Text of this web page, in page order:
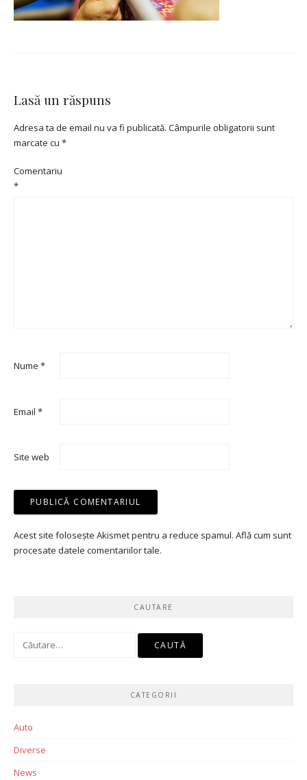
Lasă un răspuns
Adresa ta de email nu va fi publicată. Câmpurile obligatorii sunt
marcate cu *
Comentariu
*
Nume *
Email *
Site web
Acest site folosește Akismet pentru a reduce spamul. Află cum sunt
procesate datele comentariilor tale.
CAUTARE
Caută
CATEGORII
Auto
Diverse
News